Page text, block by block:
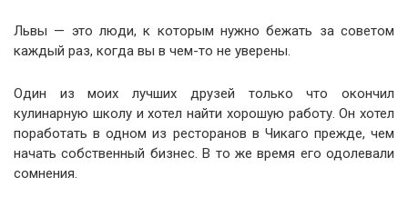
Львы — это люди, к которым нужно бежать за советом
каждый раз, когда вы в чем-то не уверены.
Один из моих лучших друзей только что окончил
кулинарную школу и хотел найти хорошую работу. Он хотел
поработать в одном из ресторанов в Чикаго прежде, чем
начать собственный бизнес. В то же время его одолевали
сомнения.